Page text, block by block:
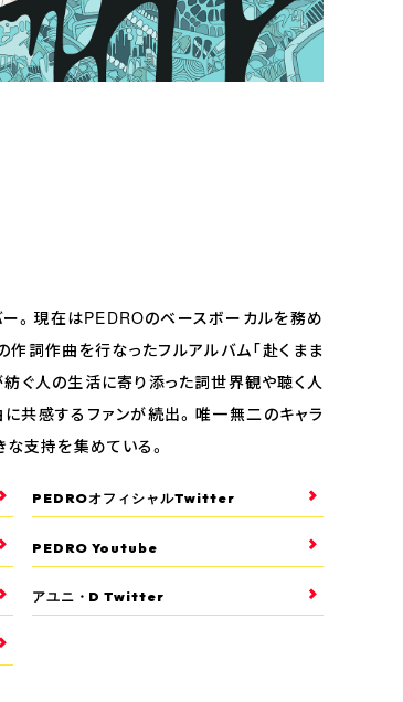
。現在はPEDROのベースボーカルを務め
詞作曲を行なったフルアルバム「赴くまま
紡ぐ人の生活に寄り添った詞世界観や聴く人
共感するファンが続出。唯一無二のキャラ
支持を集めている。
PEDROオフィシャルTwitter
PEDRO Youtube
アユニ・D Twitter